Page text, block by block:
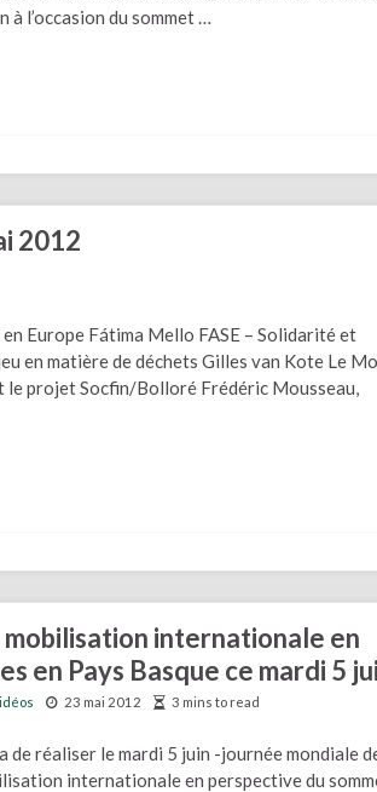
l’occasion du sommet …
2012
Europe Fátima Mello FASE – Solidarité et
en matière de déchets Gilles van Kote Le
le projet Socfin/Bolloré Frédéric Mousseau,
internationale en
en Pays Basque ce mardi 5
23 mai 2012 3 mins to read
de réaliser le mardi 5 juin -journée mondiale
internationale en perspective du